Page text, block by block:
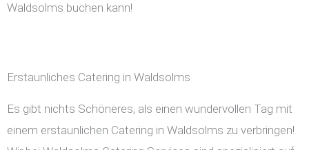
Waldsolms buchen kann!
Erstaunliches Catering in Waldsolms
Es gibt nichts Schöneres, als einen wundervollen Tag mit
einem erstaunlichen Catering in Waldsolms zu verbringen!